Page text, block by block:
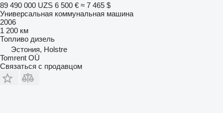
89 490 000 UZS 6 500 € ≈ 7 465 $
Универсальная коммунальная машина
2006
1 200 км
Топливо дизель
Эстония, Holstre
Tomrent OÜ
Связаться с продавцом